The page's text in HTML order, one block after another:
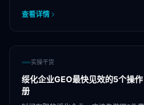
查看详情
实操干货
绥化企业GEO最快见效的5个操
册